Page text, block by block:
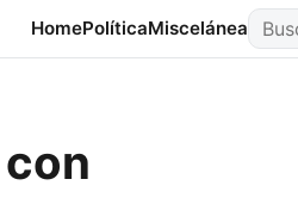
HomePolíticaMiscelánea